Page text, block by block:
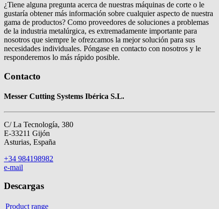
¿Tiene alguna pregunta acerca de nuestras máquinas de corte o le
gustaría obtener más información sobre cualquier aspecto de nuestra
gama de productos? Como proveedores de soluciones a problemas
de la industria metalúrgica, es extremadamente importante para
nosotros que siempre le ofrezcamos la mejor solución para sus
necesidades individuales. Póngase en contacto con nosotros y le
responderemos lo más rápido posible.
Contacto
Messer Cutting Systems Ibérica S.L.
C/ La Tecnología, 380
E-33211 Gijón
Asturias, España
+34 984198982
e-mail
Descargas
Product range